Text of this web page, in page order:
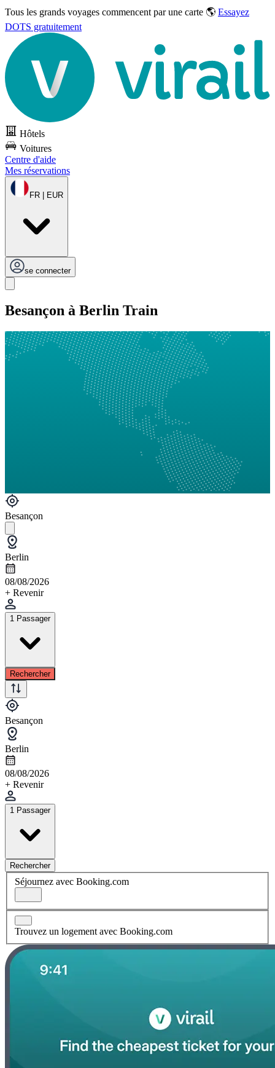
Tous les grands voyages commencent par une carte 🌎 Essayez
DOTS gratuitement
Hôtels
Voitures
Centre d'aide
Mes réservations
FR | EUR
se connecter
Besançon à Berlin Train
Besançon
Berlin
08/08/2026
+ Revenir
1 Passager
Rechercher
Besançon
Berlin
08/08/2026
+ Revenir
1 Passager
Rechercher
Séjournez avec Booking.com
Trouvez un logement avec Booking.com